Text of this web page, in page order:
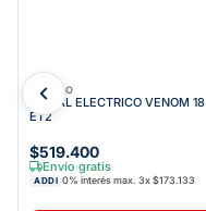
AUTECO
RAMAL ELECTRICO VENOM 18
ET2
$519.400
Envío gratis
ADDI 0% interés max.3x$173.133